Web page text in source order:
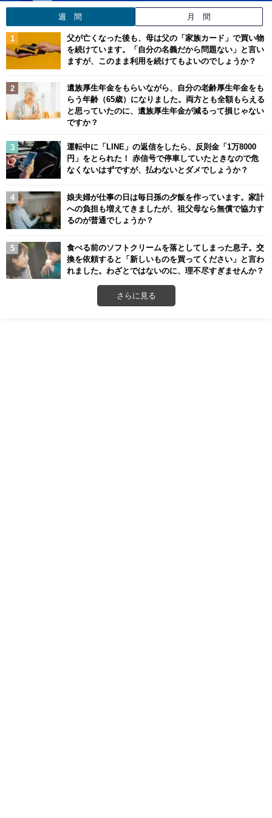
週 間 月 間
父が亡くなった後も、母は父の「家族カード」で買い物
を続けています。「自分の名義だから問題ない」と言い
ますが、このまま利用を続けてもよいのでしょうか？
遺族厚生年金をもらいながら、自分の老齢厚生年金をも
らう年齢（65歳）になりました。両方とも全額もらえる
と思っていたのに、遺族厚生年金が減るって損じゃない
ですか？
運転中に「LINE」の返信をしたら、反則金「1万8000
円」をとられた！ 赤信号で停車していたときなので危
なくないはずですが、払わないとダメでしょうか？
娘夫婦が仕事の日は毎日孫の夕飯を作っています。家計
への負担も増えてきましたが、祖父母なら無償で協力す
るのが普通でしょうか？
食べる前のソフトクリームを落としてしまった息子。交
換を依頼すると「新しいものを買ってください」と言わ
れました。わざとではないのに、理不尽すぎませんか？
さらに見る